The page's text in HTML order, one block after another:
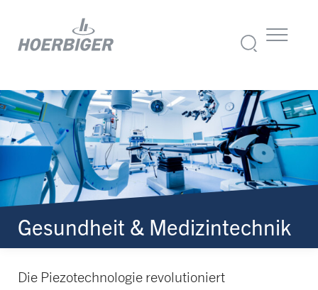
Gesundheit & Medizintechnik
Die Piezotechnologie revolutioniert